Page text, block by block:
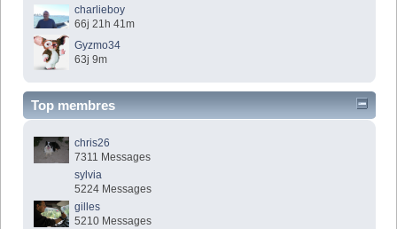
charlieboy
66j 21h 41m
Gyzmo34
63j 9m
Top membres
chris26
7311 Messages
sylvia
5224 Messages
gilles
5210 Messages